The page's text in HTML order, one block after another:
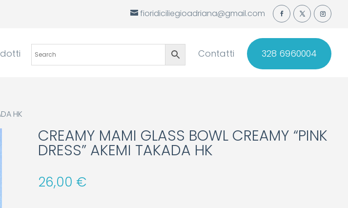
fioridiciliegioadriana@gmail.com
Contatti 328 6960004
HK
CREAMY MAMI GLASS BOWL CREAMY “PINK
DRESS” AKEMI TAKADA HK
26,00 €